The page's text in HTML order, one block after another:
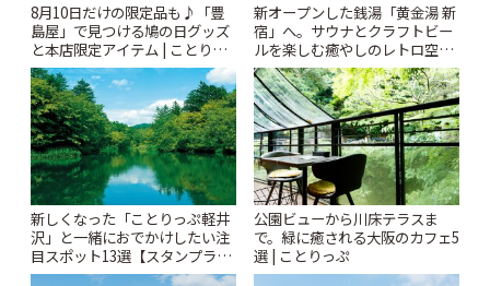
8月10日だけの限定品も♪「豊
島屋」で見つける鳩の日グッズ
と本店限定アイテム | ことりっ
ぷ
新オープンした銭湯「黄金湯 新
宿」へ。サウナとクラフトビー
ルを楽しむ癒やしのレトロ空間
| ことりっぷ
新しくなった「ことりっぷ軽井
沢」と一緒におでかけしたい注
目スポット13選【スタンプラリ
ー開催中】 | ことりっぷ
公園ビューから川床テラスま
で。緑に癒される大阪のカフェ5
選 | ことりっぷ